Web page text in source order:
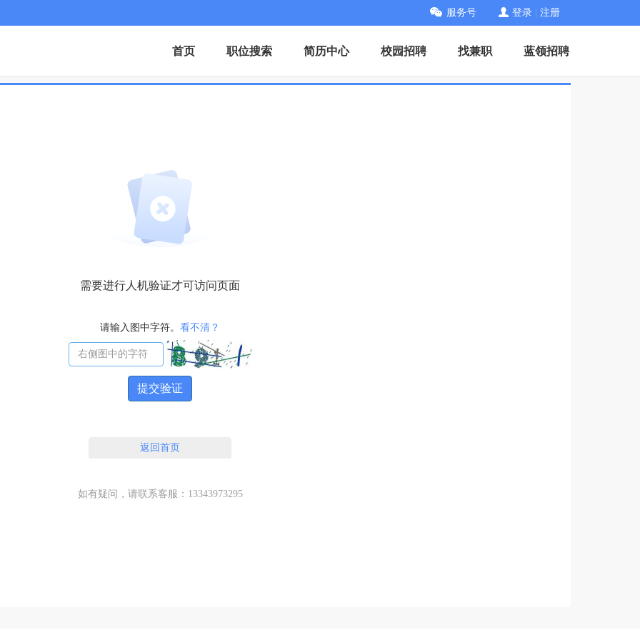
服务号 登录 注册
首页 职位搜索 简历中心 校园招聘 找兼职 蓝领招聘
需要进行人机验证才可访问页面
请输入图中字符。 看不清？
提交验证
返回首页
如有疑问，请联系客服：13343973295